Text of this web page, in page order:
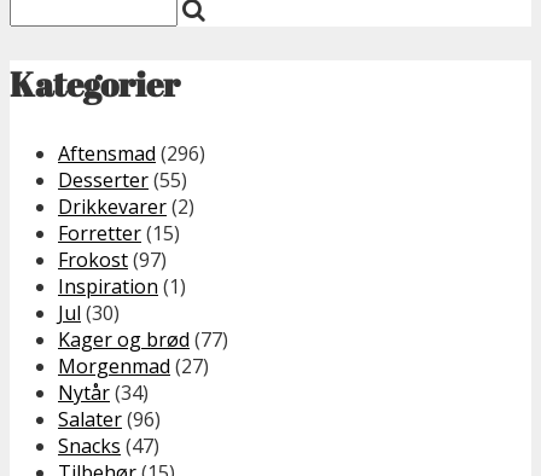
Kategorier
Aftensmad (296)
Desserter(55)
Drikkevarer(2)
Forretter(15)
Frokost(97)
Inspiration (1)
Jul (30)
Kager og brød (77)
Morgenmad (27)
Nytår(34)
Salater(96)
Snacks (47)